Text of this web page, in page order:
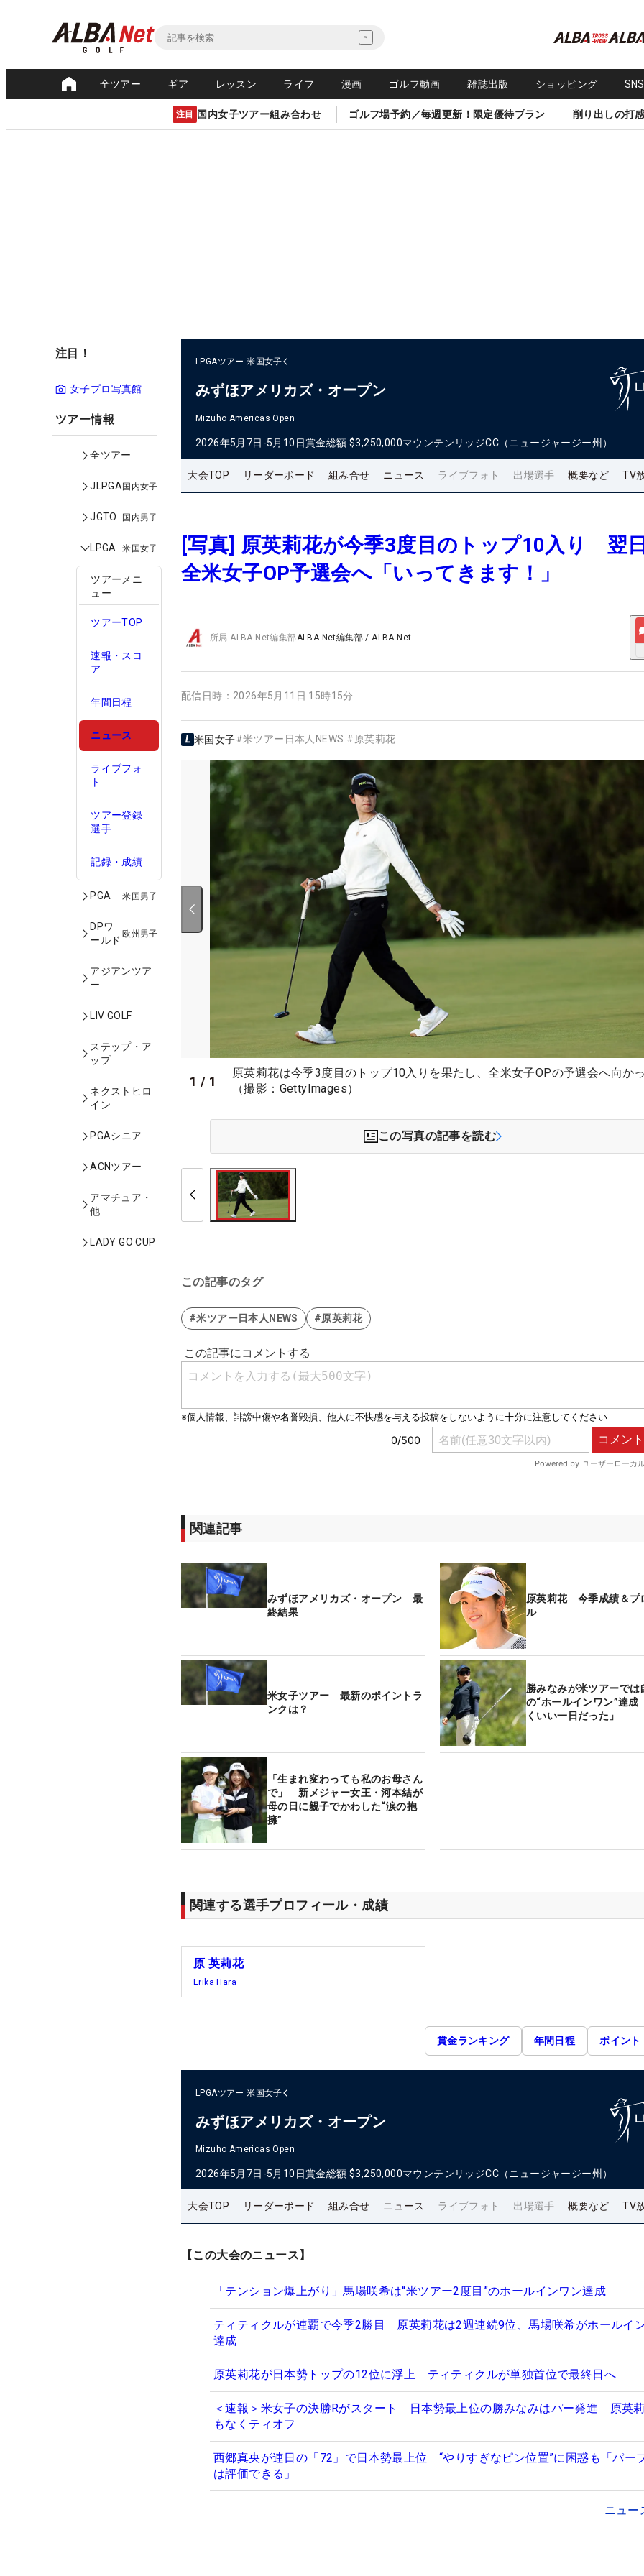
全ツアー ギア レッスン ライフ 漫画 ゴルフ動画 雑誌出版 ショッピング
注目 国内女子ツアー組み合わせ ゴルフ場予約／毎週更新！限定優待プラン 削り出しの打
注目！
女子プロ写真館
ツアー情報
全ツアー
JLPGA国内女子
JGTO 国内男子
LPGA 米国女子
ツアーメニ
ュー
ツアーTOP
速報・スコ
ア
年間日程
ニュース
ライブフォ
ト
ツアー登録
選手
記録・成績
PGA 米国男子
DPワ
ールド
欧州男子
アジアンツア
ー
LIV GOLF
ステップ・ア
ップ
ネクストヒロ
イン
PGAシニア
ACNツアー
アマチュア・
他
LADY GO CUP
LPGAツアー 米国女子
みずほアメリカズ・オープン
Mizuho Americas Open
2026年5月7日-5月10日賞金総額 $3,250,000マウンテンリッジCC（ニュージャージー州）
大会TOP リーダーボード 組み合せ ニュース ライブフォト 出場選手 概要など TV
[写真] 原英莉花が今季3度目のトップ10入り 翌
全米女子OP予選会へ「いってきます！」
所属ALBA Net編集部ALBA Net編集部 /ALBA Net
配信日時： 2026年5月11日 15時15分
米国女子#米ツアー日本人NEWS # 原英莉花
1 / 1
原英莉花は今季3度目のトップ10入りを果たし、全米女子OPの予選会へ向か
（撮影：GettyImages）
この写真の記事を読む
この記事のタグ
#米ツアー日本人NEWS #原英莉花
関連記事
みずほアメリカズ・オープン 最
終結果
原英莉花 今季成績＆プ
ル
米女子ツアー 最新のポイントラ
ンクは？
勝みなみが米ツアーでは
の“ホールインワン”達
くいい一日だった」
「生まれ変わっても私のお母さん
で」 新メジャー女王・河本結が
母の日に親子でかわした“涙の抱
擁”
関連する選手プロフィール・成績
原 英莉花
Erika Hara
賞金ランキング 年間日程 ポイント
LPGAツアー 米国女子
みずほアメリカズ・オープン
Mizuho Americas Open
2026年5月7日-5月10日賞金総額 $3,250,000マウンテンリッジCC（ニュージャージー州）
大会TOP リーダーボード 組み合せ ニュース ライブフォト 出場選手 概要など TV
【この大会のニュース】
「テンション爆上がり」馬場咲希は“米ツアー2度目”のホールインワン達成
ティティクルが連覇で今季2勝目 原英莉花は2週連続9位、馬場咲希がホールイ
達成
原英莉花が日本勢トップの12位に浮上 ティティクルが単独首位で最終日へ
＜速報＞米女子の決勝Rがスタート 日本勢最上位の勝みなみはパー発進 原英
もなくティオフ
西郷真央が連日の「72」で日本勢最上位 “やりすぎなピン位置”に困惑も「パー
は評価できる」
ニュー